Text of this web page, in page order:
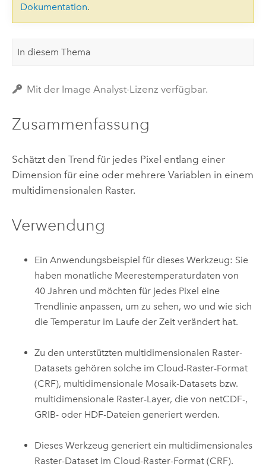
Dokumentation.
In diesem Thema
Mit der Image Analyst-Lizenz verfügbar.
Zusammenfassung
Schätzt den Trend für jedes Pixel entlang einer
Dimension für eine oder mehrere Variablen in einem
multidimensionalen Raster.
Verwendung
Ein Anwendungsbeispiel für dieses Werkzeug: Sie
haben monatliche Meerestemperaturdaten von
40 Jahren und möchten für jedes Pixel eine
Trendlinie anpassen, um zu sehen, wo und wie sich
die Temperatur im Laufe der Zeit verändert hat.
Zu den unterstützten multidimensionalen Raster-
Datasets gehören solche im Cloud-Raster-Format
(CRF), multidimensionale Mosaik-Datasets bzw.
multidimensionale Raster-Layer, die von netCDF-,
GRIB- oder HDF-Dateien generiert werden.
Dieses Werkzeug generiert ein multidimensionales
Raster-Dataset im Cloud-Raster-Format (CRF).